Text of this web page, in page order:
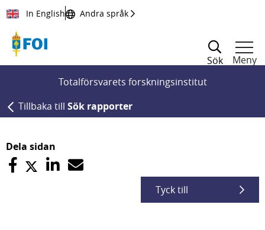
Till innehållet
In English Andra språk
Sök
Meny
Totalförsvarets forskningsinstitut
Tillbaka till Sök rapporter
Dela sidan
Tyck till